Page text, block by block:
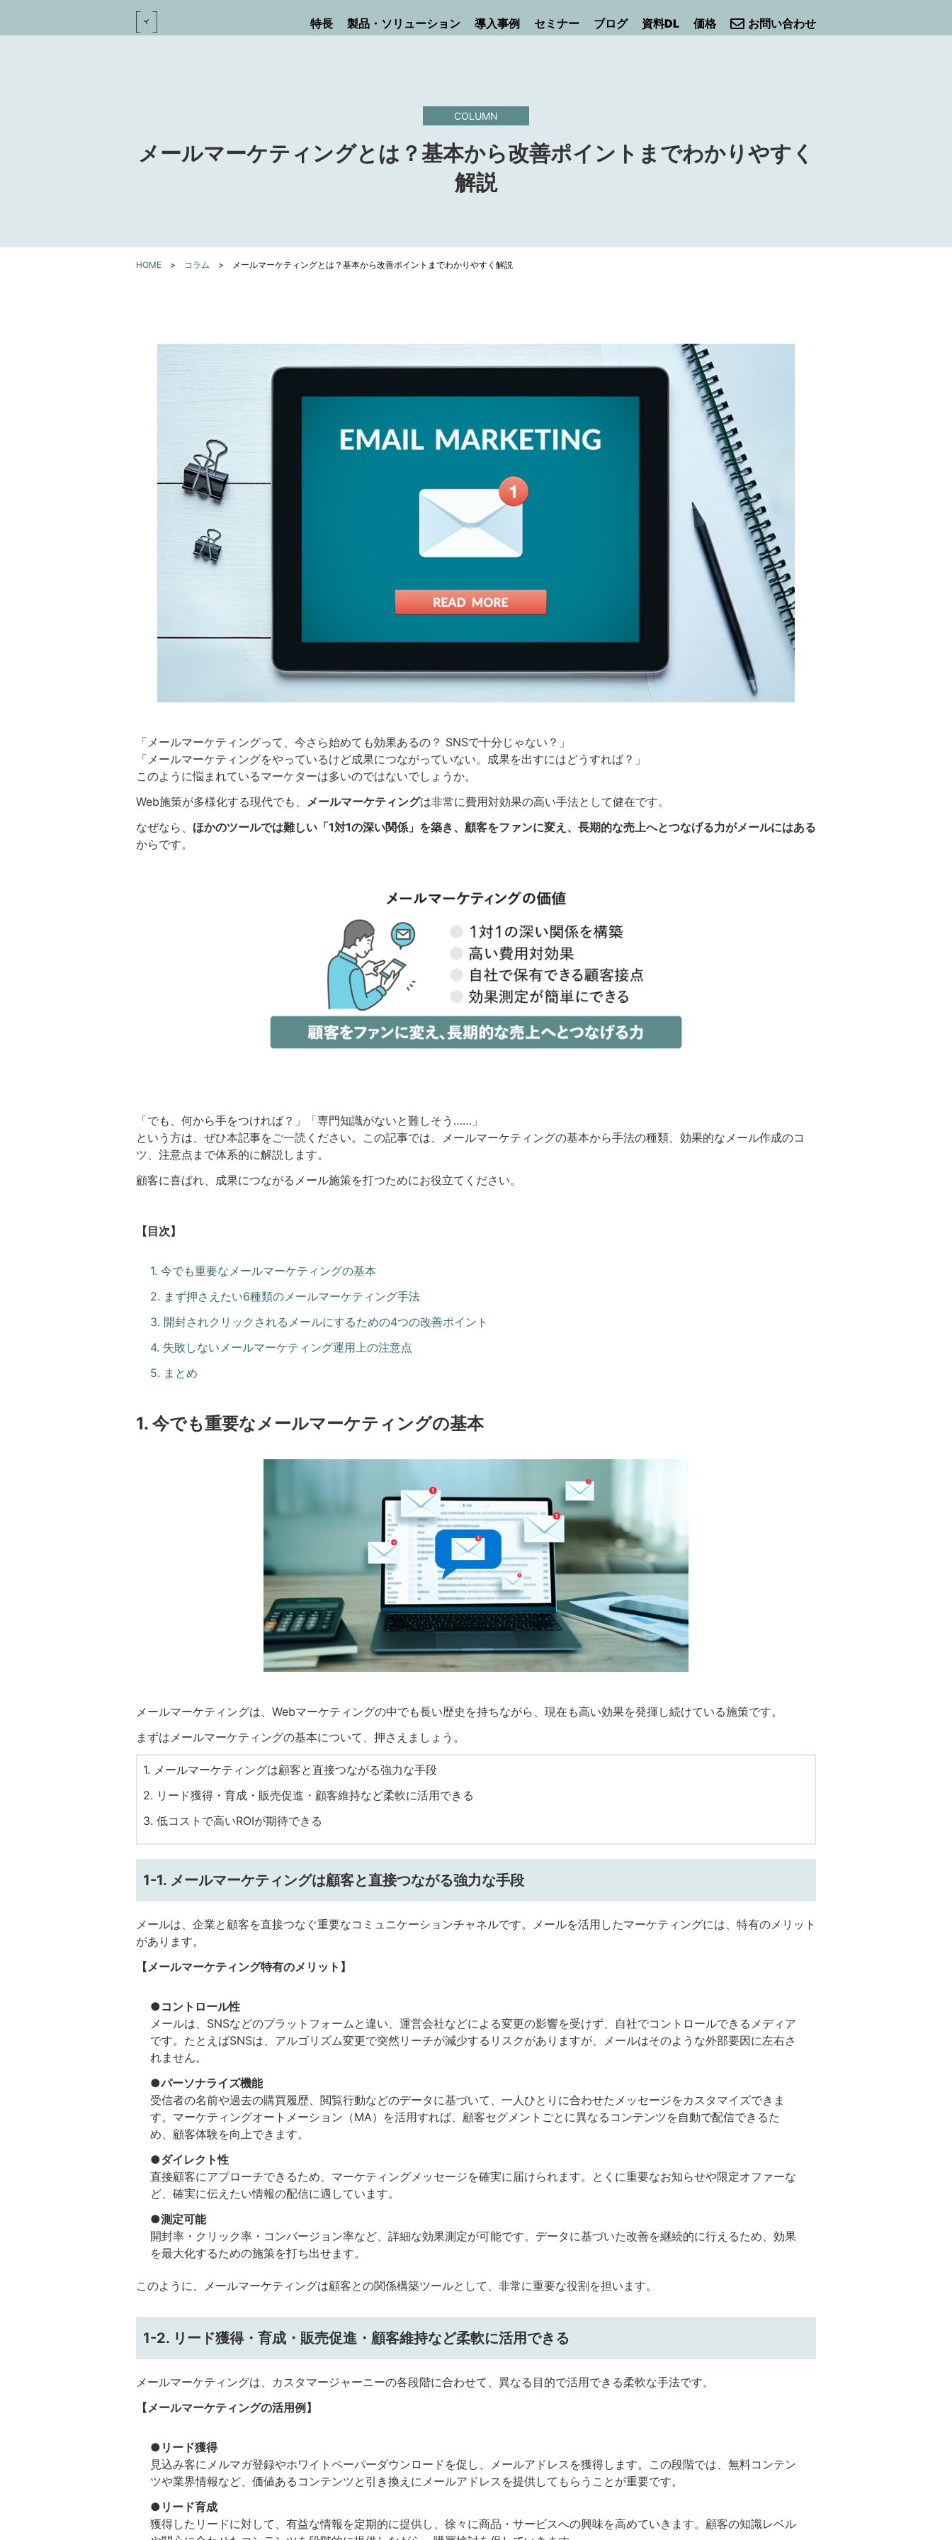
特長 製品・ソリューション 導入事例 セミナー ブログ 資料DL 価格 お問い合わせ
COLUMN
メールマーケティングとは？基本から改善ポイントまでわかりやすく
解説
HOME > コラム > メールマーケティングとは？基本から改善ポイントまでわかりやすく解説
「メールマーケティングって、今さら始めても効果あるの？ SNSで十分じゃない？」
「メールマーケティングをやっているけど成果につながっていない。成果を出すにはどうすれば？」
このように悩まれているマーケターは多いのではないでしょうか。
Web施策が多様化する現代でも、
メールマーケティングは非常に費用対効果の高い手法として健在です。
なぜなら、 ほかのツールでは難しい「1対1の深い関係」を築き、顧客をファンに変え、長期的な売上へとつなげる力がメールにはある
からです。
「でも、何から手をつければ？」「専門知識がないと難しそう……」
という方は、ぜひ本記事をご一読ください。この記事では、メールマーケティングの基本から手法の種類、効果的なメール作成のコ
ツ、注意点まで体系的に解説します。
顧客に喜ばれ、成果につながるメール施策を打つためにお役立てください。
【目次】
1. 今でも重要なメールマーケティングの基本
2. まず押さえたい6種類のメールマーケティング手法
3. 開封されクリックされるメールにするための4つの改善ポイント
4. 失敗しないメールマーケティング運用上の注意点
5. まとめ
1. 今でも重要なメールマーケティングの基本
メールマーケティングは、Webマーケティングの中でも長い歴史を持ちながら、現在も高い効果を発揮し続けている施策です。
まずはメールマーケティングの基本について、押さえましょう。
1. メールマーケティングは顧客と直接つながる強力な手段
2. リード獲得・育成・販売促進・顧客維持など柔軟に活用できる
3. 低コストで高いROIが期待できる
1-1. メールマーケティングは顧客と直接つながる強力な手段
メールは、企業と顧客を直接つなぐ重要なコミュニケーションチャネルです。メールを活用したマーケティングには、特有のメリット
があります。
【メールマーケティング特有のメリット】
●コントロール性
メールは、SNSなどのプラットフォームと違い、運営会社などによる変更の影響を受けず、自社でコントロールできるメディア
です。たとえばSNSは、アルゴリズム変更で突然リーチが減少するリスクがありますが、メールはそのような外部要因に左右さ
れません。
●パーソナライズ機能
受信者の名前や過去の購買履歴、閲覧行動などのデータに基づいて、一人ひとりに合わせたメッセージをカスタマイズできま
す。マーケティングオートメーション（MA）を活用すれば、顧客セグメントごとに異なるコンテンツを自動で配信できるた
め、顧客体験を向上できます。
●ダイレクト性
直接顧客にアプローチできるため、マーケティングメッセージを確実に届けられます。とくに重要なお知らせや限定オファーな
ど、確実に伝えたい情報の配信に適しています。
●測定可能
開封率・クリック率・コンバージョン率など、詳細な効果測定が可能です。データに基づいた改善を継続的に行えるため、効果
を最大化するための施策を打ち出せます。
このように、メールマーケティングは顧客との関係構築ツールとして、非常に重要な役割を担います。
1-2. リード獲得・育成・販売促進・顧客維持など柔軟に活用できる
メールマーケティングは、カスタマージャーニーの各段階に合わせて、異なる目的で活用できる柔軟な手法です。
【メールマーケティングの活用例】
●リード獲得
見込み客にメルマガ登録やホワイトペーパーダウンロードを促し、メールアドレスを獲得します。この段階では、無料コンテン
ツや業界情報など、価値あるコンテンツと引き換えにメールアドレスを提供してもらうことが重要です。
●リード育成
獲得したリードに対して、有益な情報を定期的に提供し、徐々に商品・サービスへの興味を高めていきます。顧客の知識レベル